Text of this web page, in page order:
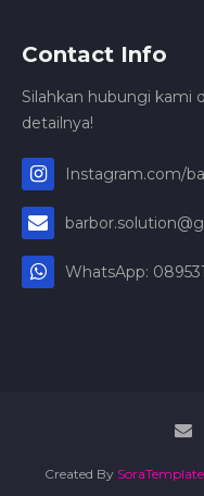
Contact Info
Silahkan hubungi kami
detailnya!
Instagram.com/
WhatsApp:
Created By